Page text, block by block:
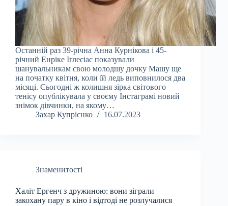
Останній раз 39-річна Анна Курнікова і 45-
річний Енріке Іглесіас показували
шанувальникам свою молодшу дочку Машу ще
на початку квітня, коли їй ледь виповнилося два
місяці. Сьогодні ж колишня зірка світового
тенісу опублікувала у своєму Інстаграмі новий
знімок дівчинки, на якому…
Захар Купрієнко
16.07.2023
Знаменитості
Халіт Ергенч з дружиною: вони зіграли
закохану пару в кіно і відтоді не розлучалися